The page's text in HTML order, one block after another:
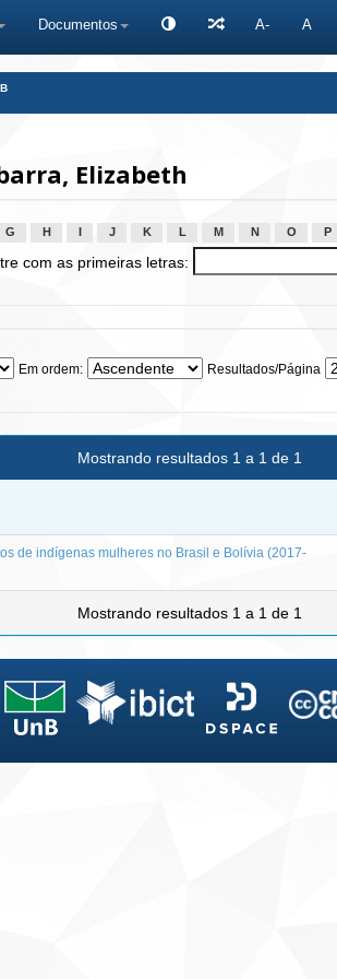
Documentos A- A
Elizabeth
G H J K L M N O P
com as primeiras letras:
Em ordem: Resultados/Página
Mostrando resultados 1 a 1 de 1
de indígenas mulheres no Brasil e Bolívia (2017-
Mostrando resultados 1 a 1 de 1